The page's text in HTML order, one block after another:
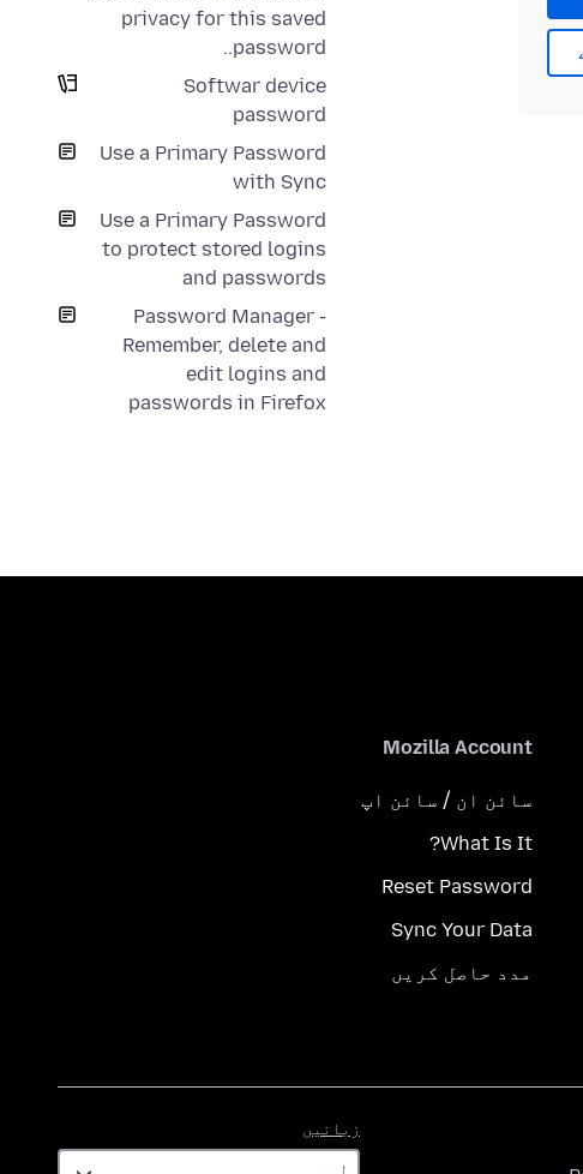
privacy for this saved
password..
Softwar device
password
Use a Primary Password
with Sync
Use a Primary Password
to protect stored logins
and passwords
Password Manager -
Remember, delete and
edit logins and
passwords in Firefox
Mozilla Account
سائن ان / سائن اپ
What Is It?
Reset Password
Sync Your Data
مدد حاصل کریں
زبانیں